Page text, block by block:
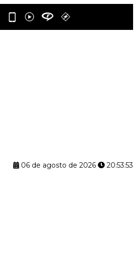
06 de agosto de 2026 20:53:54